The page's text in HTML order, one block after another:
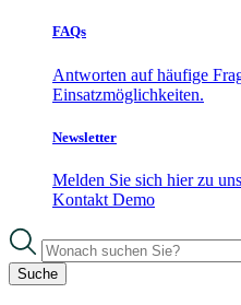
FAQs
Antworten auf häufige
Einsatzmöglichkeiten.
Newsletter
Melden Sie sich hier zu
Kontakt Demo
Suche